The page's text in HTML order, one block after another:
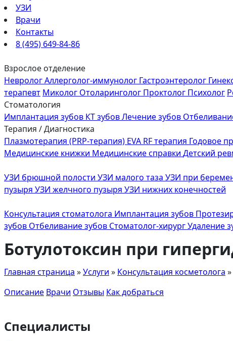
УЗИ
Врачи
Контакты
8 (495) 649-84-86
Взрослое отделение
НеврологАллерголог-иммунолог Гастроэнтеролог
терапевт Миколог Отоларинголог Проктолог Психолог
Стоматология
Имплантация зубов КТ зубовЛечение зубов
Терапия / Диагностика
Плазмотерапия (PRP-терапия) EVA RF терапия Годовое
Медицинские книжки Медицинские справки Детский
УЗИ брюшной полости УЗИ малого таза УЗИ при
пузыря УЗИ желчного пузыря УЗИ нижних конечностей
Консультация стоматолога Имплантация зубов
зубов Отбеливание зубов Стоматолог-хирургУдаление
Ботулотоксин при
Главная страница »Услуги » Консультация косметолога »
Описание Врачи Отзывы Как добраться
Специалисты